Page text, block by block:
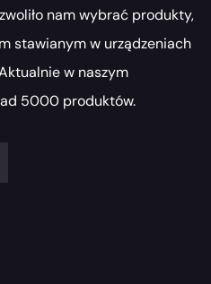
nam wybrać produkty,
stawianym w urządzeniach
w naszym
5000 produktów.